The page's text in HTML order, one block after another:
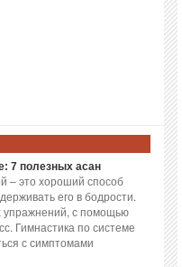
7 полезных асан
– это хороший способ
его в бодрости.
упражнений, с помощью
Гимнастика по системе
с симптомами